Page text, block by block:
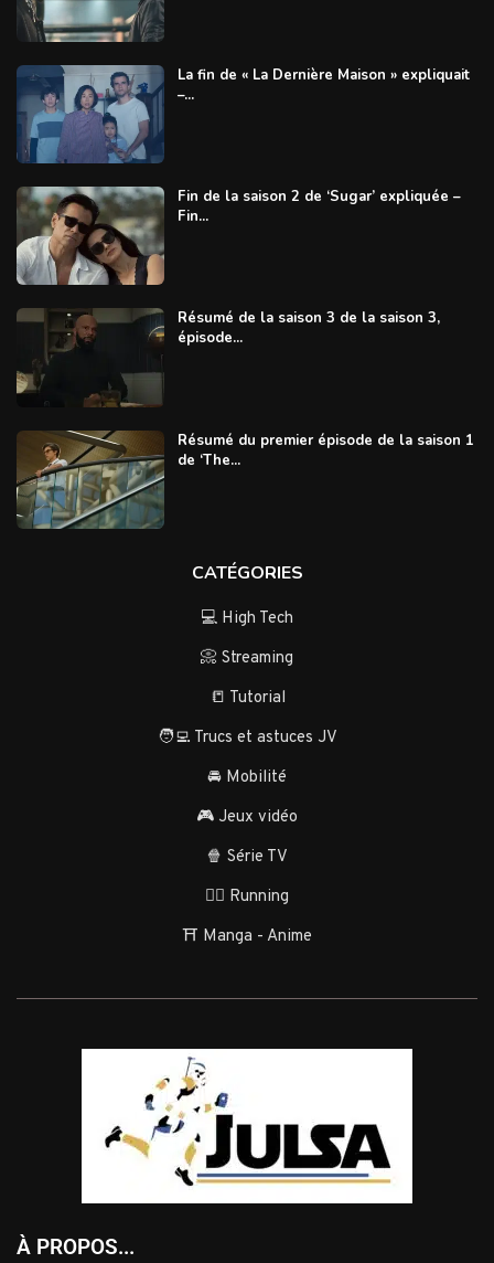
La fin de « La Dernière Maison » expliquait
–...
Fin de la saison 2 de ‘Sugar’ expliquée –
Fin...
Résumé de la saison 3 de la saison 3,
épisode...
Résumé du premier épisode de la saison 1
de ‘The...
CATÉGORIES
💻 High Tech
📀 Streaming
📒 Tutorial
🧑‍💻 Trucs et astuces JV
🚘 Mobilité
🎮 Jeux vidéo
🍿 Série TV
🏃‍♂️ Running
⛩️ Manga - Anime
À PROPOS...